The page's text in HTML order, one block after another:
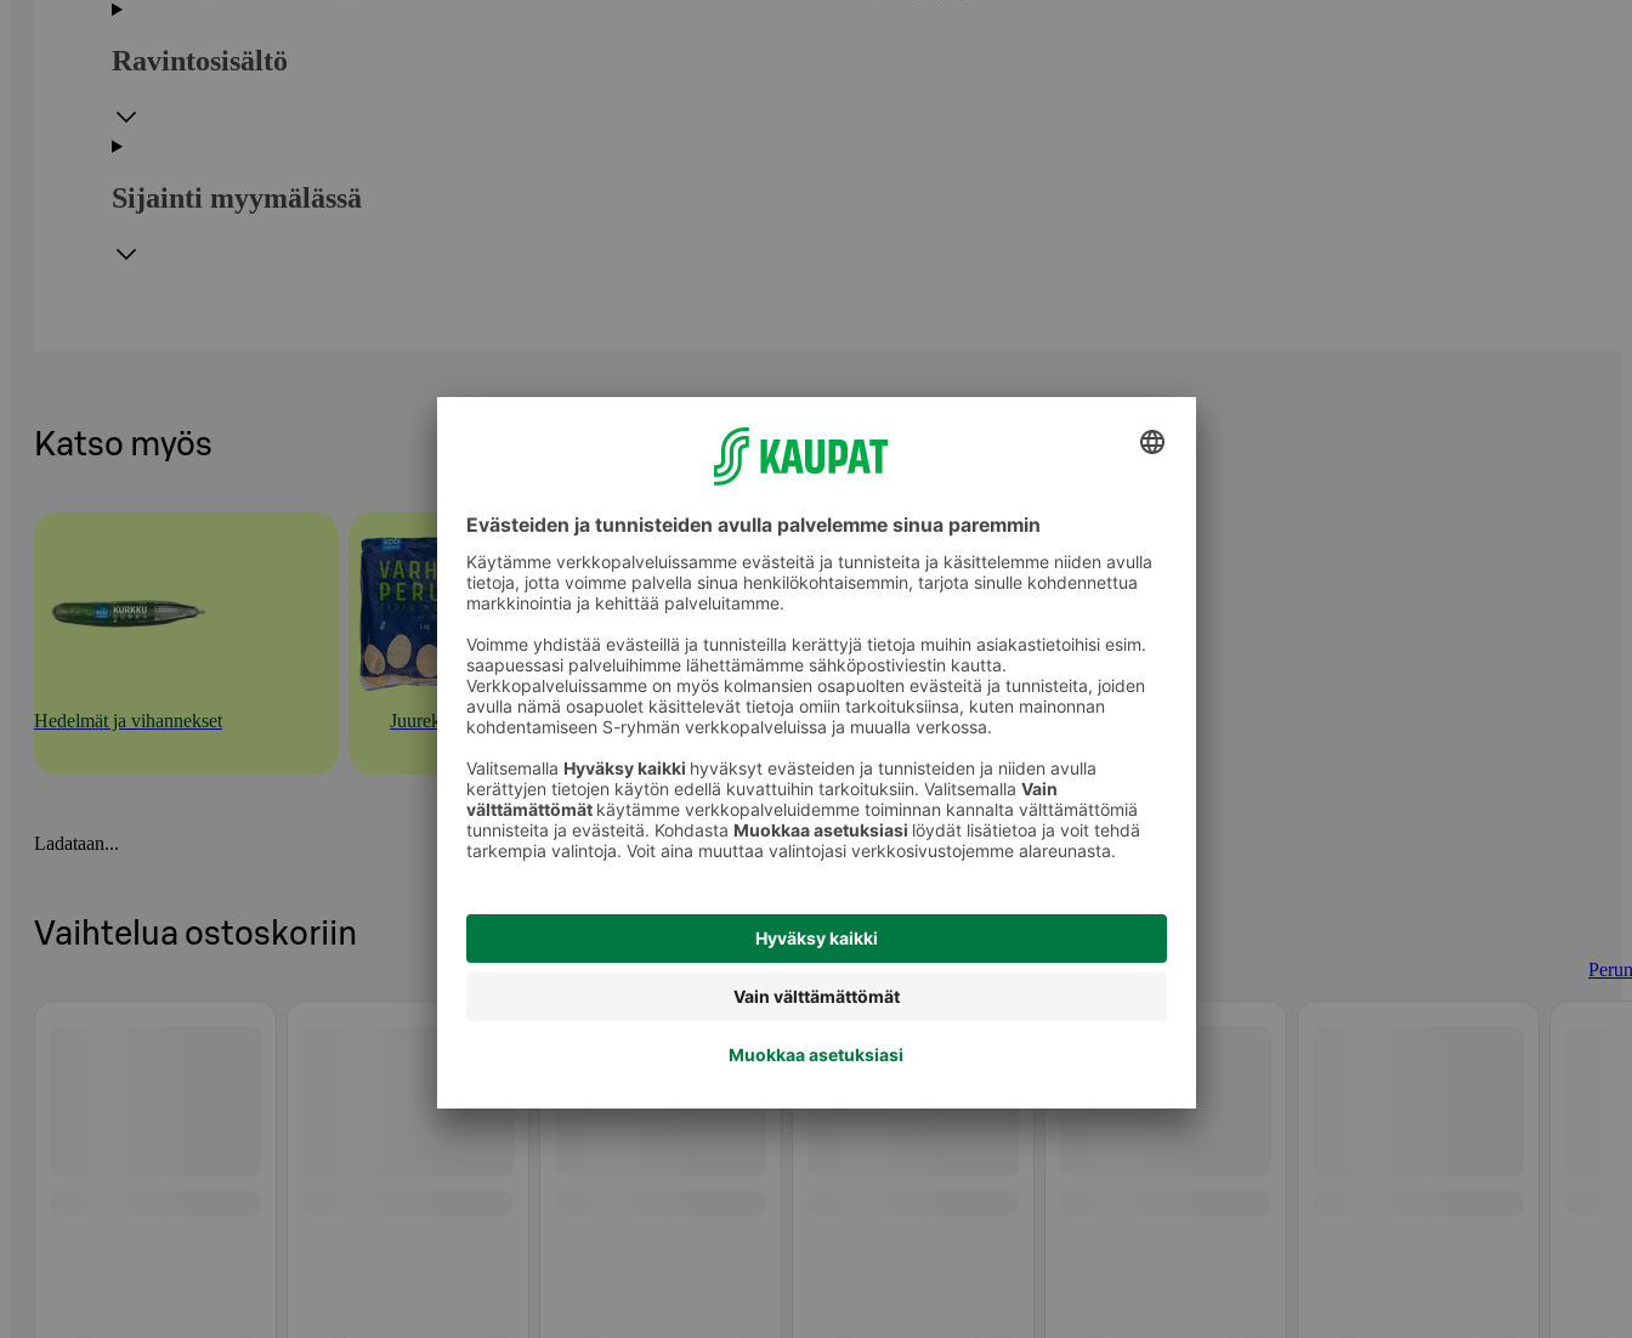
Ravintosisältö
Sijainti myymälässä
Katso myös
Hedelmät ja vihannekset Juurekset Perunat
Ladataan...
Vaihtelua ostoskoriin